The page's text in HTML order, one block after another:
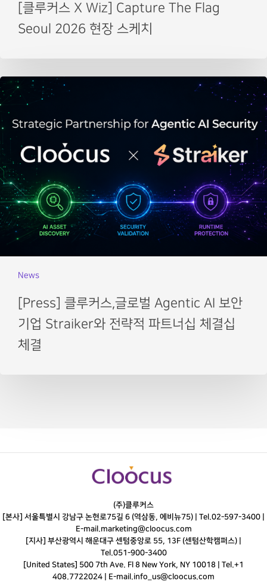
[클루커스 X Wiz] Capture The Flag
Seoul 2026 현장 스케치
News
[Press] 클루커스,글로벌 Agentic AI 보안
기업 Straiker와 전략적 파트너십 체결십
체결
(주)클루커스
[본사] 서울특별시 강남구 논현로75길 6 (역삼동, 에비뉴75) | Tel.02-597-3400
E-mail. marketing@cloocus.com
[지사] 부산광역시 해운대구 센텀중앙로 55, 13F (센텀산학캠퍼스) |
Tel. 051-900-3400
[United States] 500 7th Ave. Fl 8 New York, NY 10018 | Tel.+1
408.7722024 | E-mail. info_us@cloocus.com